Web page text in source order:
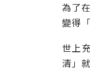
為了
變得
世上
清」